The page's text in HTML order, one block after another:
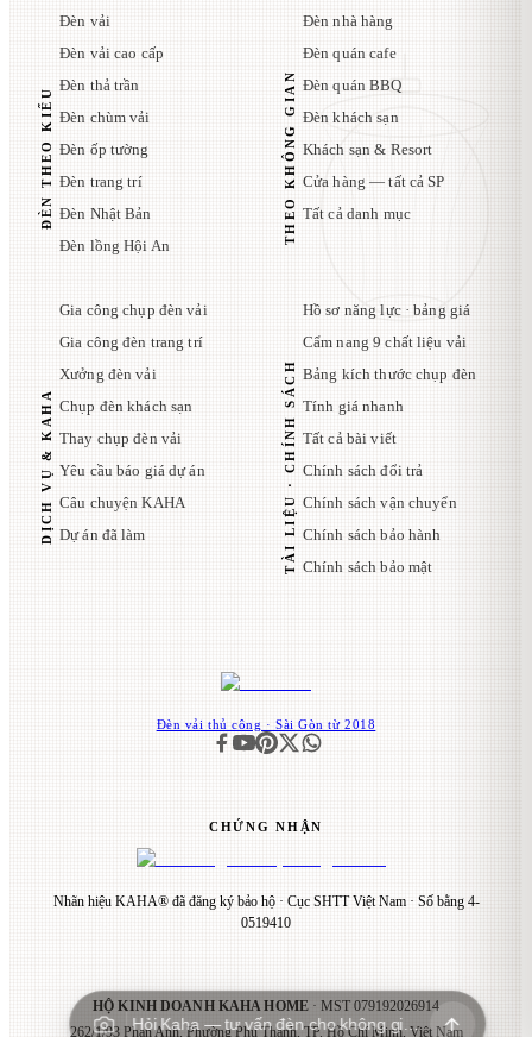
ĐÈN THEO KIỂU
Đèn vải
Đèn vải cao cấp
Đèn thả trần
Đèn chùm vải
Đèn ốp tường
Đèn trang trí
Đèn Nhật Bản
Đèn lồng Hội An
THEO KHÔNG GIAN
Đèn nhà hàng
Đèn quán cafe
Đèn quán BBQ
Đèn khách sạn
Khách sạn & Resort
Cửa hàng — tất cả SP
Tất cả danh mục
DỊCH VỤ & KAHA
Gia công chụp đèn vải
Gia công đèn trang trí
Xưởng đèn vải
Chụp đèn khách sạn
Thay chụp đèn vải
Yêu cầu báo giá dự án
Câu chuyện KAHA
Dự án đã làm
TÀI LIỆU · CHÍNH SÁCH
Hồ sơ năng lực · bảng giá
Cẩm nang 9 chất liệu vải
Bảng kích thước chụp đèn
Tính giá nhanh
Tất cả bài viết
Chính sách đổi trả
Chính sách vận chuyển
Chính sách bảo hành
Chính sách bảo mật
Đèn vải thủ công · Sài Gòn từ 2018
CHỨNG NHẬN
Nhãn hiệu KAHA® đã đăng ký bảo hộ · Cục SHTT Việt Nam · Số bằng 4-
0519410
HỘ KINH DOANH KAHA HOME· MST 079192026914
262/1/93 Phan Anh, Phường Phú Thạnh, TP. Hồ Chí Minh, Việt Nam
Hỏi Kaha — tư vấn đèn cho không gian…